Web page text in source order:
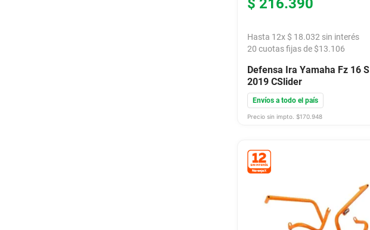
$ 216.390
Hasta 12x $ 18.032 sin interés
20 cuotas fijas de $13.106
Defensa Ira Yamaha Fz 16 S
2019 CSlider
Envíos a todo el país
Precio sin impto. $170.948